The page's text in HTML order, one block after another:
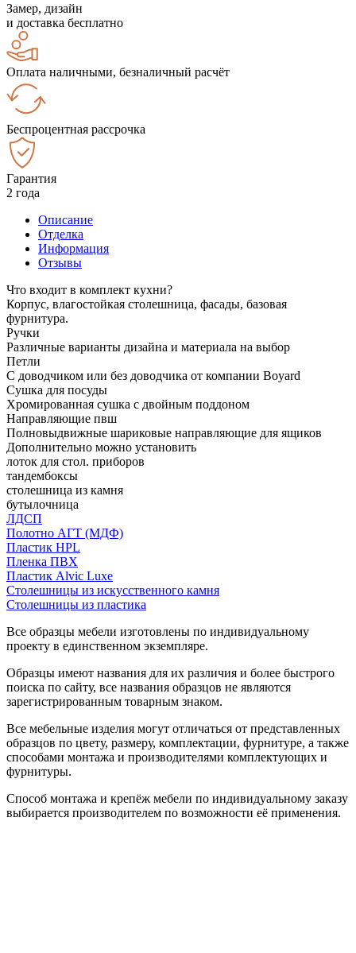
Замер, дизайн
и доставка бесплатно
Оплата наличными, безналичный расчёт
Беспроцентная рассрочка
Гарантия
2 года
Описание
Отделка
Информация
Отзывы
Что входит в комплект кухни?
Корпус, влагостойкая столешница, фасады, базовая
фурнитура.
Ручки
Различные варианты дизайна и материала на выбор
Петли
С доводчиком или без доводчика от компании Boyard
Сушка для посуды
Хромированная сушка с двойным поддоном
Направляющие пвш
Полновыдвижные шариковые направляющие для ящиков
Дополнительно можно установить
лоток для стол. приборов
тандембоксы
столешница из камня
бутылочница
ЛДСП
Полотно АГТ (МДФ)
Пластик HPL
Пленка ПВХ
Пластик Alvic Luxe
Столешницы из искусственного камня
Столешницы из пластика
Все образцы мебели изготовлены по индивидуальному
проекту в единственном экземпляре.
Образцы имеют названия для их различия и более быстрого
поиска по сайту, все названия образцов не являются
зарегистрированным товарным знаком.
Все мебельные изделия могут отличаться от представленных
образцов по цвету, размеру, комплектации, фурнитуре, а также
способами монтажа и производителями комплектующих и
фурнитуры.
Способ монтажа и крепёж мебели по индивидуальному заказу
выбирается производителем по возможности её применения.